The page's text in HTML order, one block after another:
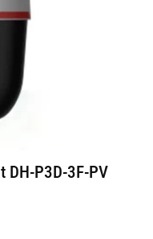
DH-P3D-3F-PV